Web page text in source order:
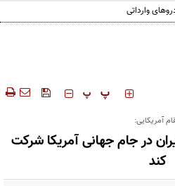
وارداتی
‍‍‍ پ پ
آمریکایی:
در جام جهانی آمریکا شرکت
کند